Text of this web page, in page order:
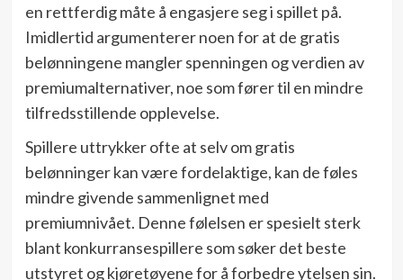
en rettferdig måte å engasjere seg i spillet på.
Imidlertid argumenterer noen for at de gratis
belønningene mangler spenningen og verdien av
premiumalternativer, noe som fører til en mindre
tilfredsstillende opplevelse.
Spillere uttrykker ofte at selv om gratis
belønninger kan være fordelaktige, kan de føles
mindre givende sammenlignet med
premiumnivået. Denne følelsen er spesielt sterk
blant konkurransespillere som søker det beste
utstyret og kjøretøyene for å forbedre ytelsen sin.